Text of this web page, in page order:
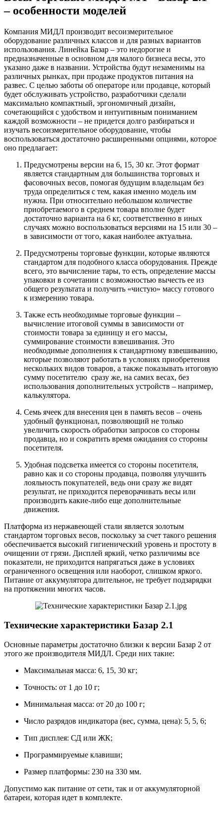
– особенности моделей
Компания МИДЛ производит весоизмерительное
оборудование различных классов и для разных вариантов
использования. Линейка Базар – это недорогие и
предназначенные в основном для малого бизнеса весы, это
указано даже в названии. Устройства будут незаменимы на
различных рынках, при продаже продуктов питания на
развес. С целью заботы об операторе или продавце, который
будет обслуживать устройство, разработчики сделали
максимально компактный, эргономичный дизайн,
сочетающийся с удобством и интуитивным пониманием
каждой возможности – не придется долго разбираться и
изучать весоизмерительное оборудование, чтобы
воспользоваться достаточно расширенными опциями, которое
оно предлагает:
Предусмотрены версии на 6, 15, 30 кг. Этот формат
является стандартным для большинства торговых и
фасовочных весов, помогая будущим владельцам без
труда определиться с тем, какая именно модель им
нужна. При относительно небольшом количестве
приобретаемого в среднем товара вполне будет
достаточно варианта на 6 кг, соответственно в иных
случаях можно воспользоваться версиями на 15 или 30 –
в зависимости от того, какая наиболее актуальна.
Предусмотрены торговые функции, которые являются
стандартом для подобного класса оборудования. Прежде
всего, это вычисление тары, то есть, определение массы
упаковки в сочетании с возможностью вычесть ее из
общего результата и получить «чистую» массу готового
к измерению товара.
Также есть необходимые торговые функции –
вычисление итоговой суммы в зависимости от
стоимости товара за единицу и его массы,
суммирование стоимости взвешивания. Это
необходимые дополнения к стандартному взвешиванию,
которые позволяют работать в условиях приобретения
нескольких видов товаров, а также показывать итоговую
сумму посетителю сразу же, на самих весах, без
использования дополнительных устройств – например,
калькулятора.
Семь ячеек для внесения цен в память весов – очень
удобный функционал, позволяющий не только
увеличить скорость обработки запросов со стороны
продавца, но и сократить время ожидания со стороны
посетителя.
Удобная подсветка имеется со стороны посетителя,
равно как и со стороны продавца, позволяя улучшить
лояльность покупателей, ведь они сразу же видят
результат, не приходится переворачивать весы или
производить какие-либо еще дополнительные
движения.
Платформа из нержавеющей стали является золотым
стандартом торговых весов, поскольку за счет такого решения
обеспечивается высокий гигиенический уровень и простоту в
очищении от грязи. Дисплей яркий, четко различимы все
показатели, не приходится напрягаться даже в условиях
ограниченного освещения или наоборот, слишком яркого.
Питание от аккумулятора длительное, не требует подзарядки
на протяжении многих часов.
Технические характеристики Базар 2.1
Основные параметры достаточно близки к версии Базар 2 от
этого же производителя МИДЛ. Среди них такие:
Максимальная масса: 6, 15, 30 кг;
Точность: от 1 до 10 г;
Минимальная масса: от 20 до 100 г;
Число разрядов индикатора (вес, сумма, цена): 5, 5, 6;
Тип дисплея: СД или ЖК;
Программируемые клавиши;
Размер платформы: 230 на 330 мм.
Допустимо как питание от сети, так и от аккумуляторной
батареи, которая идет в комплекте.